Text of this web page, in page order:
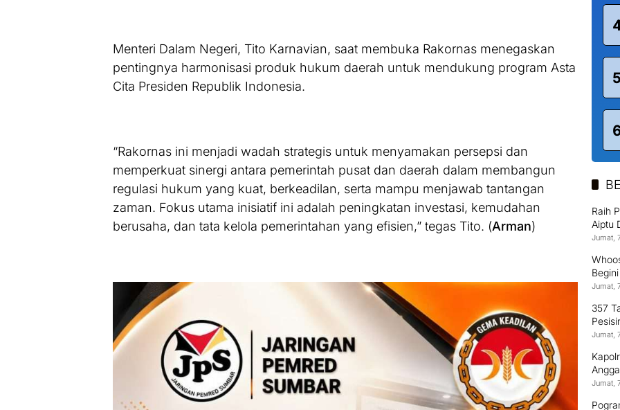
Menteri Dalam Negeri, Tito Karnavian, saat membuka Rakornas menegaskan
pentingnya harmonisasi produk hukum daerah untuk mendukung program Asta
Cita Presiden Republik Indonesia.
“Rakornas ini menjadi wadah strategis untuk menyamakan persepsi dan
memperkuat sinergi antara pemerintah pusat dan daerah dalam membangun
regulasi hukum yang kuat, berkeadilan, serta mampu menjawab tantangan
zaman. Fokus utama inisiatif ini adalah peningkatan investasi, kemudahan
berusaha, dan tata kelola pemerintahan yang efisien,” tegas Tito. (Arman)
5
Raih
Aiptu
Terus
Jumat,
Jumat,
357
Jumat,
Jumat,